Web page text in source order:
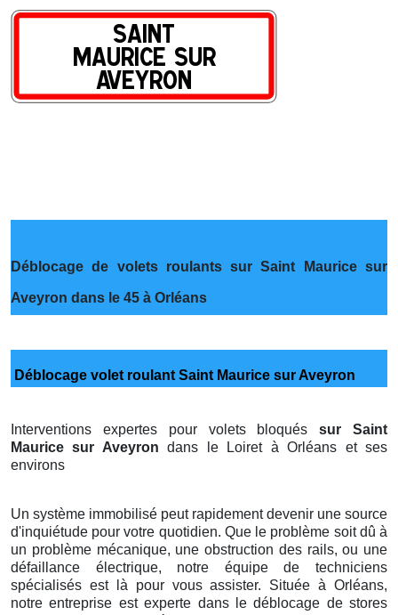
Déblocage de volets roulants sur Saint Maurice sur
Aveyron dans le 45 à Orléans
Déblocage volet roulant Saint Maurice sur Aveyron
Interventions expertes pour volets bloquéssur Saint
Maurice sur Aveyrondans le Loiret à Orléans et ses
environs
Un système immobilisé peut rapidement devenir une source
d'inquiétude pour votre quotidien. Que le problème soit dû à
un problème mécanique, une obstruction des rails, ou une
défaillance électrique, notre équipe de techniciens
spécialisés est là pour vous assister. Située à Orléans,
notre entreprise est experte dans le déblocage de stores